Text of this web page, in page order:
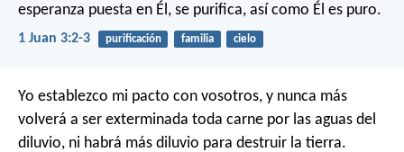
esperanza puesta en Él, se purifica, así como Él es puro.
1 Juan 3:2-3 purificación familia cielo
Yo establezco mi pacto con vosotros, y nunca más
volverá a ser exterminada toda carne por las aguas del
diluvio, ni habrá más diluvio para destruir la tierra.